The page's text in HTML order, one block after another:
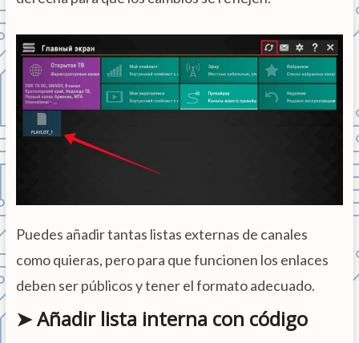
Puedes añadir tantas listas externas de canales
como quieras, pero para que funcionen los enlaces
deben ser públicos y tener el formato adecuado.
➤ Añadir lista interna con código